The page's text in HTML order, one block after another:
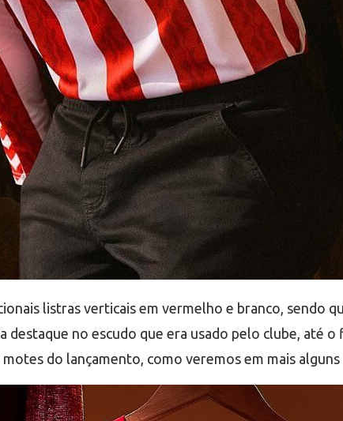
listras verticais em vermelho e branco, sendo
no escudo que era usado pelo clube, até
do lançamento, como veremos em mais